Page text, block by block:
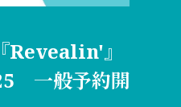
Revealin'』
一般予約開